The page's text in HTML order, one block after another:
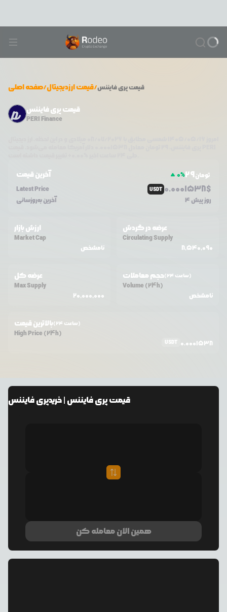
صفحه اصلی/قیمت ارزدیجیتال/ قیمتپری فایننس
قیمت پری فایننس
PERI Finance
آخرین قیمت 0%29تومان
Latest Price
USDT 0.0001538$
آخرین به‌روزسانی 4 روز پیش
ارزش بازار
Market Cap
نامشخص
عرضه در گردش
Circulating Supply
8,540,090
عرضه کل
Max Supply
20,000,000
حجم معاملات (24 ساعت)
Volume (24h)
نامشخص
بالاترین قیمت (24 ساعت)
High Price (24h)
USDT 0.0001538
قیمتپری فایننس | خریدپری فایننس
همین الان معامله کن